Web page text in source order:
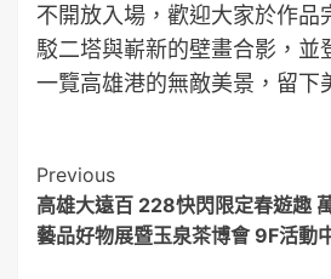
不開放入場，歡迎大家於作品
駁二塔與嶄新的壁畫合影，並
一覽高雄港的無敵美景，留下
Post
Navigation
Previous
高雄大遠百 228快閃限定春遊趣
藝品好物展暨玉泉茶博會 9F活動